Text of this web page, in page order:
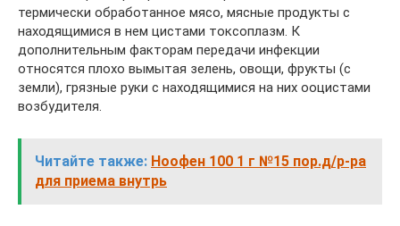
термически обработанное мясо, мясные продукты с
находящимися в нем цистами токсоплазм. К
дополнительным факторам передачи инфекции
относятся плохо вымытая зелень, овощи, фрукты (с
земли), грязные руки с находящимися на них ооцистами
возбудителя.
Читайте также: Ноофен 100 1 г №15 пор.д/р-ра
для приема внутрь